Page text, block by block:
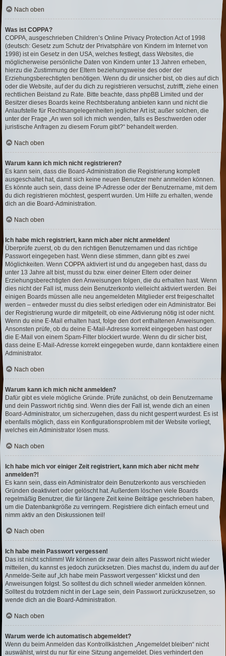
Nach oben
Was ist COPPA?
COPPA, ausgeschrieben Children’s Online Privacy Protection Act of 1998
(deutsch: Gesetz zum Schutz der Privatsphäre von Kindern im Internet von
1998) ist ein Gesetz in den USA, welches festlegt, dass Websites, die
möglicherweise persönliche Daten von Kindern unter 13 Jahren erheben,
hierzu die Zustimmung der Eltern beziehungsweise des oder der
Erziehungsberechtigten benötigen. Wenn du dir unsicher bist, ob dies auf dich
oder die Website, auf der du dich zu registrieren versuchst, zutrifft, ziehe einen
rechtlichen Beistand zu Rate. Bitte beachte, dass phpBB Limited und der
Besitzer dieses Boards keine Rechtsberatung anbieten kann und nicht die
Anlaufstelle für Rechtsangelegenheiten jeglicher Art ist; außer solchen, die
unter der Frage „An wen soll ich mich wenden, falls es Beschwerden oder
juristische Anfragen zu diesem Forum gibt?“ behandelt werden.
Nach oben
Warum kann ich mich nicht registrieren?
Es kann sein, dass die Board-Administration die Registrierung komplett
ausgeschaltet hat, damit sich keine neuen Benutzer mehr anmelden können.
Es könnte auch sein, dass deine IP-Adresse oder der Benutzername, mit dem
du dich registrieren möchtest, gesperrt wurden. Um Hilfe zu erhalten, wende
dich an die Board-Administration.
Nach oben
Ich habe mich registriert, kann mich aber nicht anmelden!
Überprüfe zuerst, ob du den richtigen Benutzernamen und das richtige
Passwort eingegeben hast. Wenn diese stimmen, dann gibt es zwei
Möglichkeiten. Wenn COPPA aktiviert ist und du angegeben hast, dass du
unter 13 Jahre alt bist, musst du bzw. einer deiner Eltern oder deiner
Erziehungsberechtigten den Anweisungen folgen, die du erhalten hast. Wenn
dies nicht der Fall ist, muss dein Benutzerkonto vielleicht aktiviert werden. Bei
einigen Boards müssen alle neu angemeldeten Mitglieder erst freigeschaltet
werden – entweder musst du dies selbst erledigen oder ein Administrator. Bei
der Registrierung wurde dir mitgeteilt, ob eine Aktivierung nötig ist oder nicht.
Wenn du eine E-Mail erhalten hast, folge den dort enthaltenen Anweisungen.
Ansonsten prüfe, ob du deine E-Mail-Adresse korrekt eingegeben hast oder
die E-Mail von einem Spam-Filter blockiert wurde. Wenn du dir sicher bist,
dass deine E-Mail-Adresse korrekt eingegeben wurde, dann kontaktiere einen
Administrator.
Nach oben
Warum kann ich mich nicht anmelden?
Dafür gibt es viele mögliche Gründe. Prüfe zunächst, ob dein Benutzername
und dein Passwort richtig sind. Wenn dies der Fall ist, wende dich an einen
Board-Administrator, um sicherzugehen, dass du nicht gesperrt wurdest. Es ist
ebenfalls möglich, dass ein Konfigurationsproblem mit der Website vorliegt,
welches ein Administrator lösen muss.
Nach oben
Ich habe mich vor einiger Zeit registriert, kann mich aber nicht mehr
anmelden?!
Es kann sein, dass ein Administrator dein Benutzerkonto aus verschieden
Gründen deaktiviert oder gelöscht hat. Außerdem löschen viele Boards
regelmäßig Benutzer, die für längere Zeit keine Beiträge geschrieben haben,
um die Datenbankgröße zu verringern. Registriere dich einfach erneut und
nimm aktiv an den Diskussionen teil!
Nach oben
Ich habe mein Passwort vergessen!
Das ist nicht schlimm! Wir können dir zwar dein altes Passwort nicht wieder
mitteilen, du kannst es jedoch zurücksetzen. Dies machst du, indem du auf der
Anmelde-Seite auf „Ich habe mein Passwort vergessen“ klickst und den
Anweisungen folgst. So solltest du dich schnell wieder anmelden können.
Solltest du trotzdem nicht in der Lage sein, dein Passwort zurückzusetzen, so
wende dich an die Board-Administration.
Nach oben
Warum werde ich automatisch abgemeldet?
Wenn du beim Anmelden das Kontrollkästchen „Angemeldet bleiben“ nicht
auswählst, wirst du nur für eine Sitzung angemeldet. Dies verhindert den